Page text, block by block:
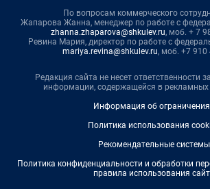
По вопросам коммерческого
Жапарова Жанна, менеджер по работе с
zhanna.zhaparova@shkulev.ru, моб. + 7
Ревина Мария, директор по работе с
mariya.revina@shkulev.ru, моб. +7 910
Редакция сайта не несет ответственности
информации, содержащейся в рекламных
Информация об
Политика использования
Рекомендательные системы
Политика конфиденциальности и обработки
правила использования